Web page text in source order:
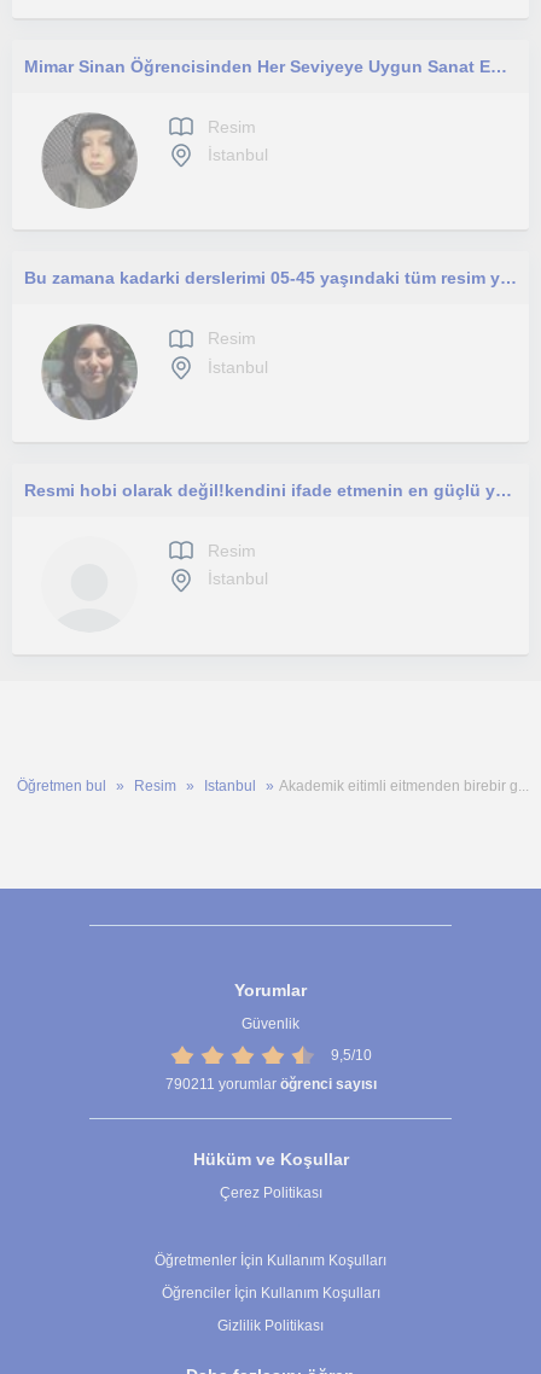
Mimar Sinan Öğrencisinden Her Seviyeye Uygun Sanat Eğitimi
Resim
İstanbul
Bu zamana kadarki derslerimi 05-45 yaşındaki tüm resim yapmayı öğrenmek isteyen öğrencilere vermiş bulunmaktayım.
Resim
İstanbul
Resmi hobi olarak değil!kendini ifade etmenin en güçlü yollarından biri olarak gören,sabırlı ve yaratıcı bir resim eğitmeniyim.
Resim
İstanbul
Öğretmen bul Resim Istanbul Akademik eitimli eitmenden birebir g...
Yorumlar
Güvenlik
9,5/10
790211 yorumlar öğrenci sayısı
Hüküm ve Koşullar
Çerez Politikası
Öğretmenler İçin Kullanım Koşulları
Öğrenciler İçin Kullanım Koşulları
Gizlilik Politikası